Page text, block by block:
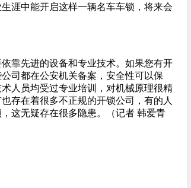
涯中能开启这样一辆名车车锁，将来会
先进的设备和专业技术。如果您有开
司都在公安机关备案，安全性可以保
人员均受过专业培训，对机械原理很精
存在着很多不正规的开锁公司，有的人
这无疑存在很多隐患。（记者 韩爱青